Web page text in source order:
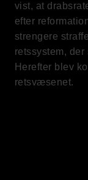
vist, at
efter
strengere
retssystem,
Herefter blev
retsvæsenet.